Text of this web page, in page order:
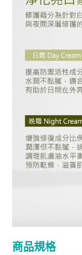
商品規格